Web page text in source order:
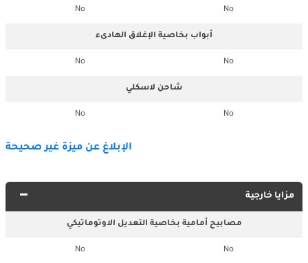
No
No
أبواب بخاصية الإغلاق الهادىء
No
No
شاحن لاسكلي
No
No
الإبلاغ عن ميزة غير صحيحة
مزايا خارجية
مصابيح أمامية بخاصية التعديل الاوتوماتيكي
No
No